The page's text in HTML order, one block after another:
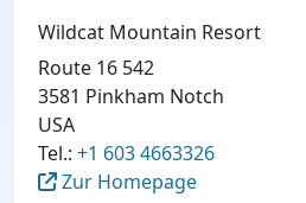
Wildcat Mountain Resort
Route 16 542
3581 Pinkham Notch
USA
Tel.: +1 603 4663326
Zur Homepage